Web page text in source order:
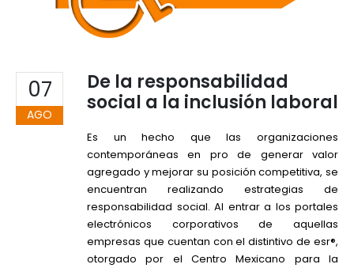
07
AGO
De la responsabilidad
social a la inclusión laboral
Es un hecho que las organizaciones
contemporáneas en pro de generar valor
agregado y mejorar su posición competitiva, se
encuentran realizando estrategias de
responsabilidad social. Al entrar a los portales
electrónicos corporativos de aquellas
empresas que cuentan con el distintivo de esr®,
otorgado por el Centro Mexicano para la